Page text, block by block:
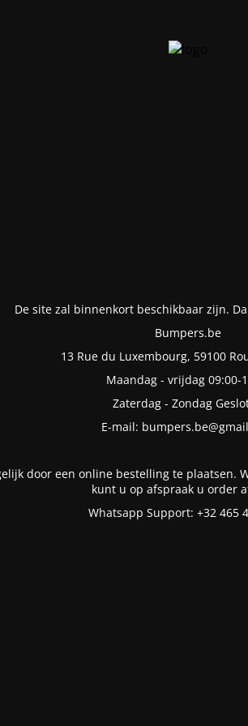
De site zal binnenkort beschikbaar zijn.
Bumpers.be
13 Rue du Luxembourg, 59100
Maandag - vrijdag 09:00-
Zaterdag - Zondag
E-mail:
door een online bestelling te plaatsen.
kunt u op afspraak u order
Whatsapp Support: +32 465